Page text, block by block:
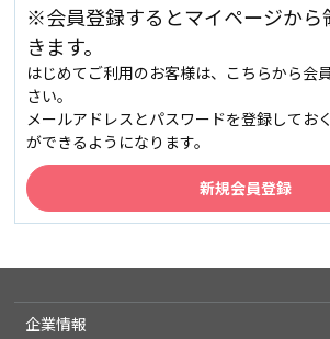
※会員登録するとマイページから
きます。
はじめてご利用のお客様は、こちらから会
さい。
メールアドレスとパスワードを登録してお
ができるようになります。
企業情報